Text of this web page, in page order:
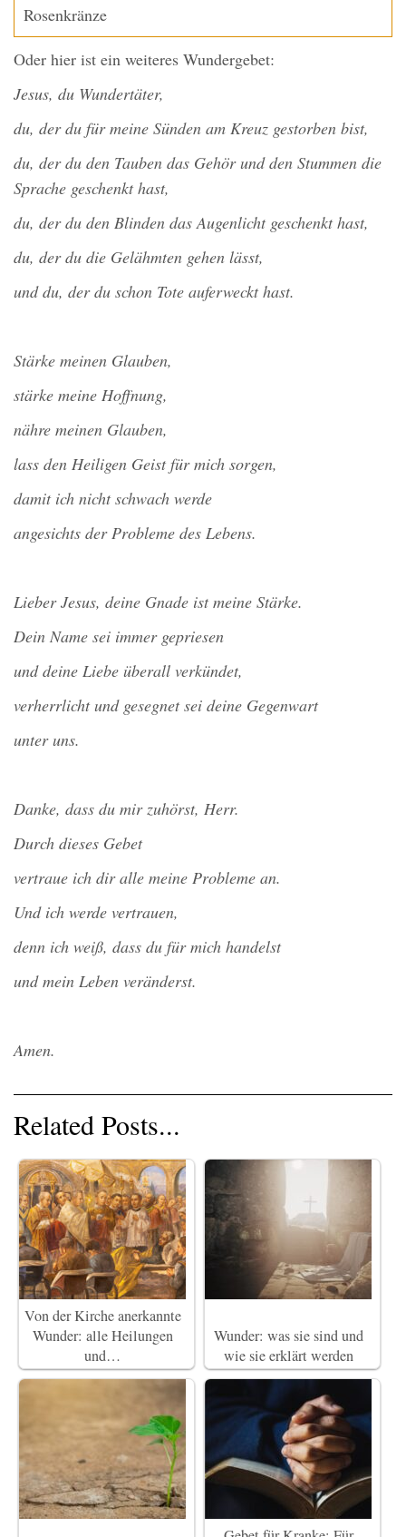
Rosenkränze
Oder hier ist ein weiteres Wundergebet:
Jesus, du Wundertäter,
du, der du für meine Sünden am Kreuz gestorben bist,
du, der du den Tauben das Gehör und den Stummen die
Sprache geschenkt hast,
du, der du den Blinden das Augenlicht geschenkt hast,
du, der du die Gelähmten gehen lässt,
und du, der du schon Tote auferweckt hast.
Stärke meinen Glauben,
stärke meine Hoffnung,
nähre meinen Glauben,
lass den Heiligen Geist für mich sorgen,
damit ich nicht schwach werde
angesichts der Probleme des Lebens.
Lieber Jesus, deine Gnade ist meine Stärke.
Dein Name sei immer gepriesen
und deine Liebe überall verkündet,
verherrlicht und gesegnet sei deine Gegenwart
unter uns.
Danke, dass du mir zuhörst, Herr.
Durch dieses Gebet
vertraue ich dir alle meine Probleme an.
Und ich werde vertrauen,
denn ich weiß, dass du für mich handelst
und mein Leben veränderst.
Amen.
Related Posts...
Von der Kirche anerkannte
Wunder: alle Heilungen
und…
Wunder: was sie sind und
wie sie erklärt werden